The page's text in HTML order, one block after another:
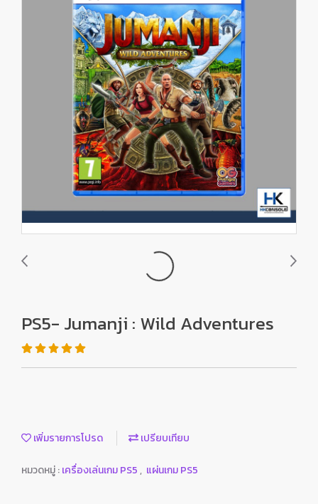
PS5- Jumanji : Wild Adventures
เพิ่มรายการโปรด เปรียบเทียบ
หมวดหมู่ :เครื่องเล่นเกม PS5 , แผ่นเกม PS5